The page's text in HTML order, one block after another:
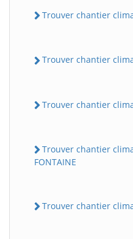
Trouver chantier
Trouver chantier
Trouver chantier
Trouver chantier
FONTAINE
Trouver chantier